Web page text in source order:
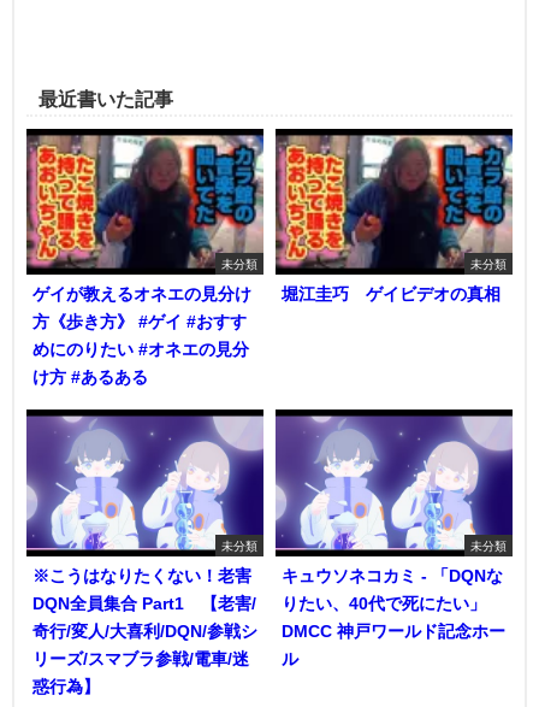
最近書いた記事
未分類
ゲイが教えるオネエの見分け
方《歩き方》 #ゲイ #おすす
めにのりたい #オネエの見分
け方 #あるある
未分類
堀江圭巧 ゲイビデオの真相
未分類
※こうはなりたくない！老害
DQN全員集合 Part1 【老害/
奇行/変人/大喜利/DQN/参戦シ
リーズ/スマブラ参戦/電車/迷
惑行為】
未分類
キュウソネコカミ - 「DQNな
りたい、40代で死にたい」
DMCC 神戸ワールド記念ホー
ル